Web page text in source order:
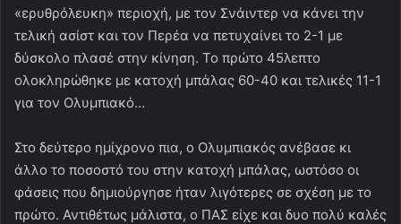
«ερυθρόλευκη» περιοχή, με τον Σνάιντερ να κάνει την
τελική ασίστ και τον Περέα να πετυχαίνει το 2-1 με
δύσκολο πλασέ στην κίνηση. Το πρώτο 45λεπτο
ολοκληρώθηκε με κατοχή μπάλας 60-40 και τελικές 11-1
για τον Ολυμπιακό…
Στο δεύτερο ημίχρονο πια, ο Ολυμπιακός ανέβασε κι
άλλο το ποσοστό του στην κατοχή μπάλας, ωστόσο οι
φάσεις που δημιούργησε ήταν λιγότερες σε σχέση με το
πρώτο. Αντιθέτως μάλιστα, ο ΠΑΣ είχε και δυο πολύ καλές